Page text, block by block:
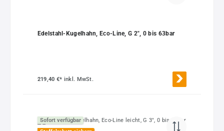
Edelstahl-Kugelhahn, Eco-Line, G 2", 0 bis 63bar
219,40 €* inkl. MwSt.
Sofort verfügbar